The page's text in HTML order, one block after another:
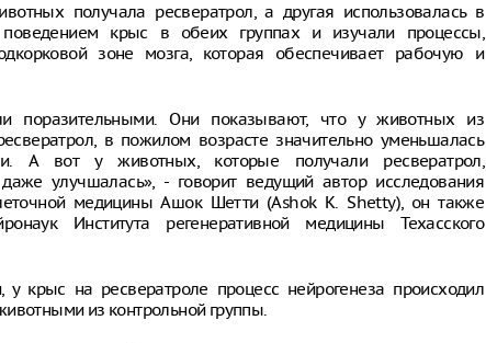
получала ресвератрол, а другая использовалась в
крыс в обеих группах и изучали процессы,
зоне мозга, которая обеспечивает рабочую и
поразительными. Они показывают, что у животных из
в пожилом возрасте значительно уменьшалась
А вот у животных, которые получали ресвератрол,
улучшалась», - говорит ведущий автор исследования
медицины Ашок Шетти (Ashok K. Shetty), он также
Института регенеративной медицины Техасского
у крыс на ресвератроле процесс нейрогенеза происходил
из контрольной группы.